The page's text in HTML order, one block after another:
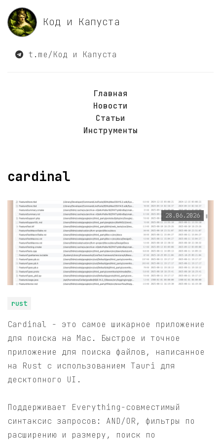
Код и Капуста
t.me/Код и Капуста
Главная
Новости
Статьи
Инструменты
cardinal
28.06.2026
rust
Cardinal - это самое шикарное приложение
для поиска на Mac. Быстрое и точное
приложение для поиска файлов, написанное
на Rust с использованием Tauri для
десктопного UI.
Поддерживает Everything-совместимый
синтаксис запросов: AND/OR, фильтры по
расширению и размеру, поиск по